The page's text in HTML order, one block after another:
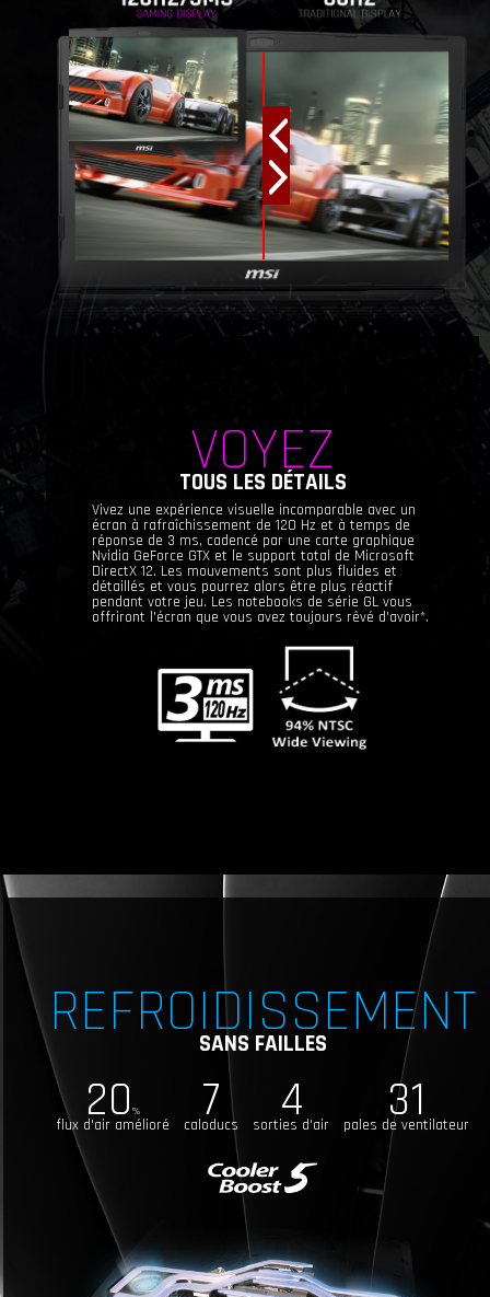
VOYEZ
TOUS LES DÉTAILS
Vivez une expérience visuelle incomparable avec un
écran à rafraîchissement de 120 Hz et à temps de
réponse de 3 ms, cadencé par une carte graphique
Nvidia GeForce GTX et le support total de Microsoft
DirectX 12. Les mouvements sont plus fluides et
détaillés et vous pourrez alors être plus réactif
pendant votre jeu. Les notebooks de série GL vous
offriront l'écran que vous avez toujours rêvé d'avoir*.
REFROIDISSEMENT
SANS FAILLES
20 %
flux d'air amélioré 7
caloducs 4
sorties d'air 31
pales de ventilateur